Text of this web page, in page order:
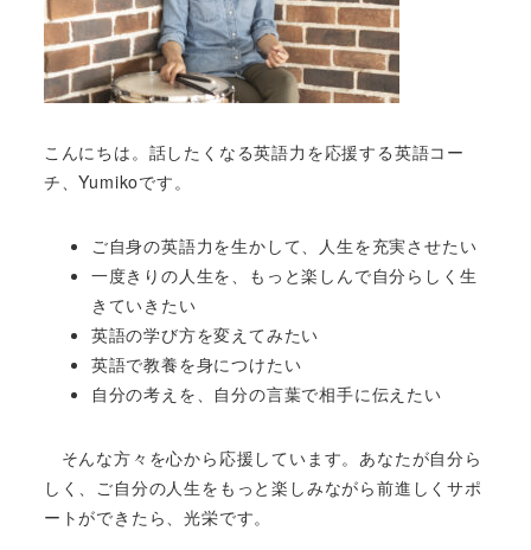
こんにちは。話したくなる英語力を応援する英語コー
チ、Yumikoです。
ご自身の英語力を生かして、人生を充実させたい
一度きりの人生を、もっと楽しんで自分らしく生
きていきたい
英語の学び方を変えてみたい
英語で教養を身につけたい
自分の考えを、自分の言葉で相手に伝えたい
そんな方々を心から応援しています。あなたが自分ら
しく、ご自分の人生をもっと楽しみながら前進しくサポ
ートができたら、光栄です。